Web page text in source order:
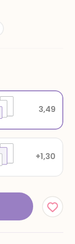
+1,30
3,49